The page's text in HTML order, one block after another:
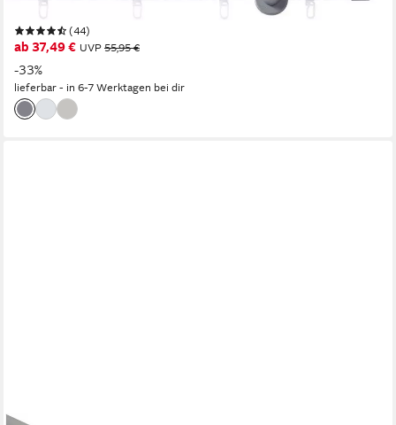
Bohren, verschraubt, Aluminium, Kunststoff, Metall
(44)
ab 37,49 € UVP 55,95 €
-33%
lieferbar - in 6-7 Werktagen bei dir